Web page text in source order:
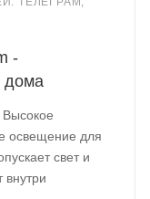
-
дома
освещение для
свет и
внутри